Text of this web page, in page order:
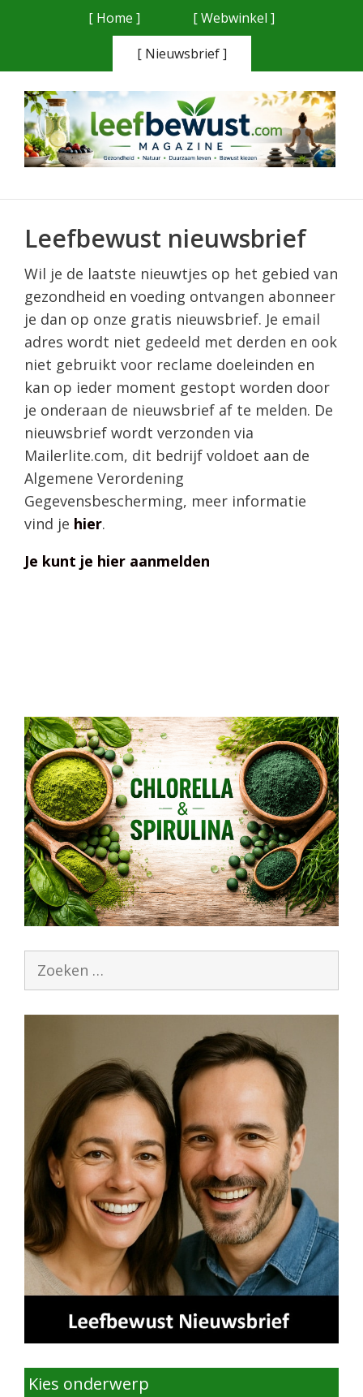
[ Home ]
[ Webwinkel ]
[ Nieuwsbrief ]
Leefbewust nieuwsbrief
Wil je de laatste nieuwtjes op het gebied van
gezondheid en voeding ontvangen abonneer
je dan op onze gratis nieuwsbrief. Je email
adres wordt niet gedeeld met derden en ook
niet gebruikt voor reclame doeleinden en
kan op ieder moment gestopt worden door
je onderaan de nieuwsbrief af te melden. De
nieuwsbrief wordt verzonden via
Mailerlite.com, dit bedrijf voldoet aan de
Algemene Verordening
Gegevensbescherming, meer informatie
vind je hier.
Je kunt je hier aanmelden
Zoek
Kies onderwerp